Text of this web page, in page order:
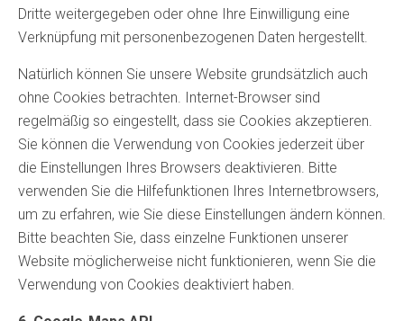
Dritte weitergegeben oder ohne Ihre Einwilligung eine
Verknüpfung mit personenbezogenen Daten hergestellt.
Natürlich können Sie unsere Website grundsätzlich auch
ohne Cookies betrachten. Internet-Browser sind
regelmäßig so eingestellt, dass sie Cookies akzeptieren.
Sie können die Verwendung von Cookies jederzeit über
die Einstellungen Ihres Browsers deaktivieren. Bitte
verwenden Sie die Hilfefunktionen Ihres Internetbrowsers,
um zu erfahren, wie Sie diese Einstellungen ändern können.
Bitte beachten Sie, dass einzelne Funktionen unserer
Website möglicherweise nicht funktionieren, wenn Sie die
Verwendung von Cookies deaktiviert haben.